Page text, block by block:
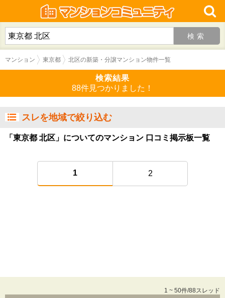
検索
マンション 東京都 北区の新築・分譲マンション物件一覧
検索結果
88件見つかりました！
スレを地域で絞り込む
「東京都 北区」についてのマンション 口コミ掲示板一覧
1 2
1 ~ 50件/88スレッド